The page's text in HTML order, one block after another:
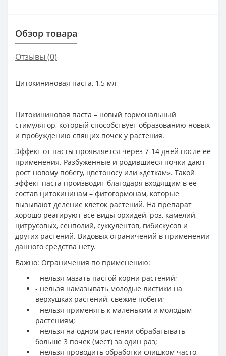
Обзор товара
Отзывы (0)
Цитокининовая паста, 1,5 мл
Цитокининовая паста – новый гормональный
стимулятор, который способствует образованию новых
и пробуждению спящих почек у растения.
Эффект от пасты проявляется через 7-14 дней после ее
применения. Разбуженные и родившиеся почки дают
рост новому побегу, цветоносу или «деткам». Такой
эффект паста производит благодаря входящим в ее
состав цитокининам – фитогормонам, которые
вызывают деление клеток растений. На препарат
хорошо реагируют все виды орхидей, роз, камелий,
цитрусовых, сенполий, суккулентов, гибискусов и
других растений. Видовых ограничений в применении
данного средства нету.
Важно: Ограничения по применению:
- нельзя мазать пастой корни растений;
- нельзя намазывать молодые листики на
верхушках растений, свежие побеги;
- нельзя применять к маленьким и молодым
растениям;
- нельзя на одном растении обрабатывать
больше 3 почек (мест) за один раз;
- нельзя проводить обработки слишком часто,